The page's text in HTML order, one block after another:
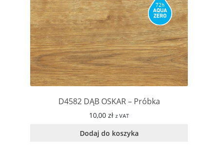
D4582 DĄB OSKAR – Próbka
10,00 zł z VAT
Dodaj do koszyka